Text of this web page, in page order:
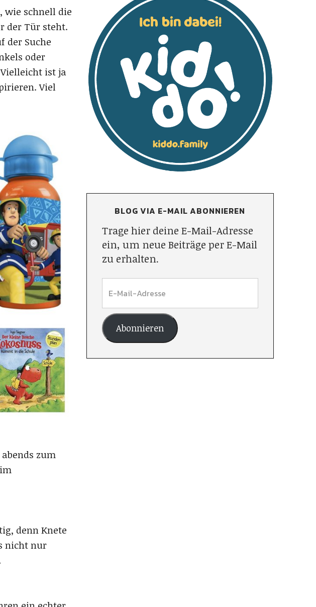
wie schnell die
der Tür steht.
der Suche
oder
ist ja
Viel
zum
denn Knete
nicht nur
BLOG VIA E-MAIL ABONNIEREN
Trage hier deine E-Mail-Adresse
ein, um neue Beiträge per E-Mail
zu erhalten.
Abonnieren